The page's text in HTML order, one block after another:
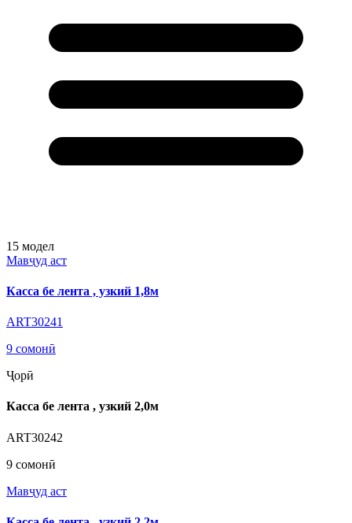
15 модел
Мавҷуд аст
Касса бе лента , узкий 1,8м
ART30241
9 сомонӣ
Ҷорӣ
Касса бе лента , узкий 2,0м
ART30242
9 сомонӣ
Мавҷуд аст